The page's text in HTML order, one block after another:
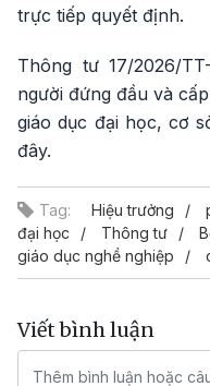
trực tiếp quyết định.
Thông tư 17/2026/
người đứng đầu và
giáo dục đại học, cơ
đây.
Tag: Hiệu trưởng
đại học
Thông tư
giáo dục nghề nghiệp
Viết bình luận